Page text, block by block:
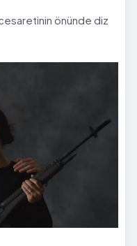
önünde diz